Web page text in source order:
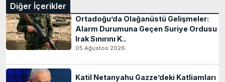
Diğer İçerikler
Ortadoğu’da Olağanüstü Gelişmeler:
Alarm Durumuna Geçen Suriye Ordusu
Irak Sınırını K..
05 Ağustos 2026
Katil Netanyahu Gazze’deki Katliamları